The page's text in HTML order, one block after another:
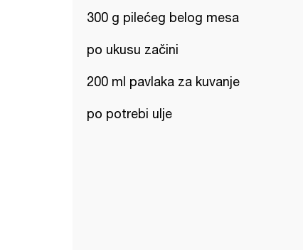
300 g pilećeg belog mesa
po ukusu začini
200 ml pavlaka za kuvanje
po potrebi ulje